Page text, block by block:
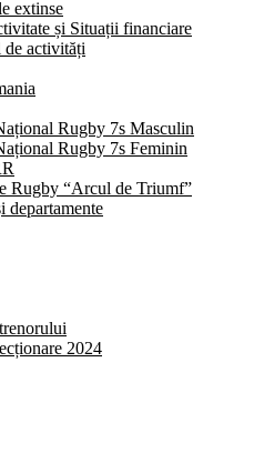
extinse
și Situații financiare
de activități
Rugby 7s Masculin
Rugby 7s Feminin
Rugby “Arcul de Triumf”
departamente
2024